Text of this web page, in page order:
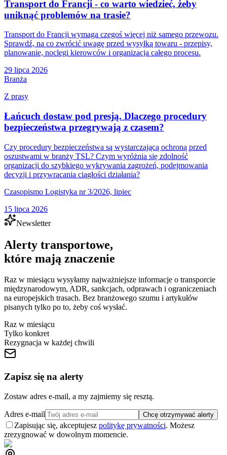
Transport do Francji - co warto wiedzieć, żeby
uniknąć problemów na trasie?
Transport do Francji wymaga czegoś więcej niż samego przewozu.
Sprawdź, na co zwrócić uwagę przed wysyłką towaru - przepisy,
planowanie, noclegi kierowców i organizacja całego procesu.
29 lipca 2026
Branża
Z prasy
Łańcuch dostaw pod presją. Dlaczego procedury
bezpieczeństwa przegrywają z czasem?
Czy procedury bezpieczeństwa są wystarczającą ochroną przed
oszustwami w branży TSL? Czym wyróżnia się zdolność
organizacji do szybkiego wykrywania zagrożeń, podejmowania
decyzji i przywracania ciągłości działania?
Czasopismo Logistyka nr 3/2026, lipiec
15 lipca 2026
Newsletter
Alerty transportowe,
które mają znaczenie
Raz w miesiącu wysyłamy najważniejsze informacje o transporcie
międzynarodowym, ADR, sankcjach, odprawach i ograniczeniach
na europejskich trasach. Bez branżowego szumu i artykułów
pisanych tylko po to, żeby coś wysłać.
Raz w miesiącu
Tylko konkret
Rezygnacja w każdej chwili
Zapisz się na alerty
Zostaw adres e-mail, a my zajmiemy się resztą.
Adres e-mail Chcę otrzymywać alerty
Zapisując się, akceptujesz politykę prywatności. Możesz
zrezygnować w dowolnym momencie.